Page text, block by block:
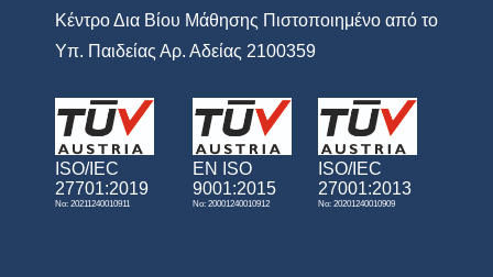
Κέντρο Δια Βίου Μάθησης Πιστοποιημένο από το
Υπ. Παιδείας Αρ. Αδείας 2100359
ISO/IEC
27701:2019
No: 20211240010911
EN ISO
9001:2015
No: 20001240010912
ISO/IEC
27001:2013
No: 20201240010909